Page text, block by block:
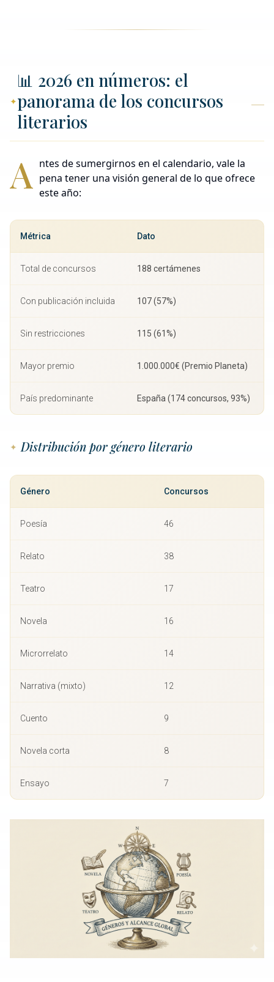
📊 2026 en números: el
panorama de los concursos
literarios
A ntes de sumergirnos en el calendario, vale la
pena tener una visión general de lo que ofrece
este año:
Métrica Dato
Total de concursos 188 certámenes
Con publicación incluida 107 (57%)
Sin restricciones 115 (61%)
Mayor premio 1.000.000€ (Premio Planeta)
País predominante España (174 concursos, 93%)
Distribución por género literario
Género Concursos
Poesía 46
Relato 38
Teatro 17
Novela 16
Microrrelato 14
Narrativa (mixto) 12
Cuento 9
Novela corta 8
Ensayo 7